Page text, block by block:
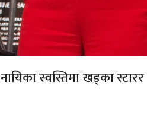
नायिका स्वस्तिमा खड्का